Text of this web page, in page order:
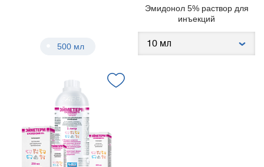
500 мл
Эмидонол 5% раствор для
инъекций